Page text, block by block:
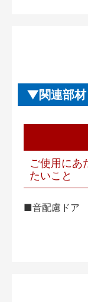
関連部
ご使用にあ
たいこと
■音配慮ドア